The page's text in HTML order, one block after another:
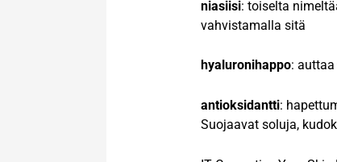
niasiisi: toiselta
vahvistamalla sitä
hyaluronihappo:
antioksidantti:
Suojaavat soluja,